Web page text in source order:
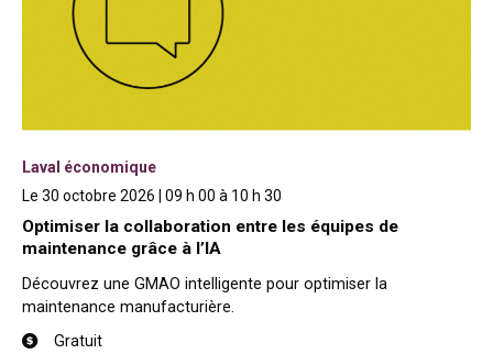
Laval économique
Le 30 octobre 2026 | 09 h 00 à 10 h 30
Optimiser la collaboration entre les équipes de
maintenance grâce à l’IA
Découvrez une GMAO intelligente pour optimiser la
maintenance manufacturière.
Gratuit